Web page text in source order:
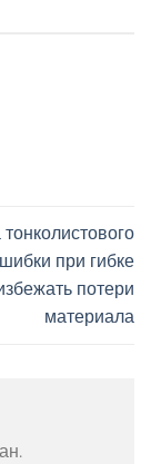
тонколистового
при гибке
потери
материала